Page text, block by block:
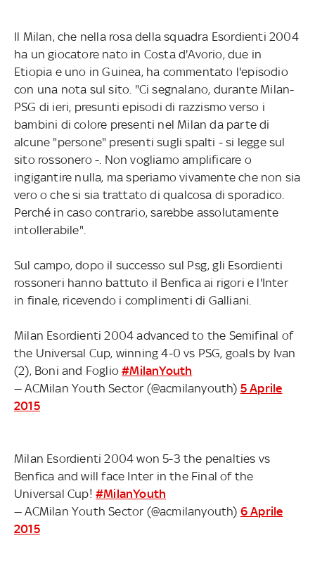
Il Milan, che nella rosa della squadra Esordienti 2004
ha un giocatore nato in Costa d'Avorio, due in
Etiopia e uno in Guinea, ha commentato l'episodio
con una nota sul sito. "Ci segnalano, durante Milan-
PSG di ieri, presunti episodi di razzismo verso i
bambini di colore presenti nel Milan da parte di
alcune "persone" presenti sugli spalti - si legge sul
sito rossonero -. Non vogliamo amplificare o
ingigantire nulla, ma speriamo vivamente che non sia
vero o che si sia trattato di qualcosa di sporadico.
Perché in caso contrario, sarebbe assolutamente
intollerabile".
Sul campo, dopo il successo sul Psg, gli Esordienti
rossoneri hanno battuto il Benfica ai rigori e l'Inter
in finale, ricevendo i complimenti di Galliani.
Milan Esordienti 2004 advanced to the Semifinal of
the Universal Cup, winning 4-0 vs PSG, goals by Ivan
(2), Boni and Foglio#MilanYouth
— ACMilan Youth Sector (@acmilanyouth) 5 Aprile
2015
Milan Esordienti 2004 won 5-3 the penalties vs
Benfica and will face Inter in the Final of the
Universal Cup! #MilanYouth
— ACMilan Youth Sector (@acmilanyouth) 6 Aprile
2015